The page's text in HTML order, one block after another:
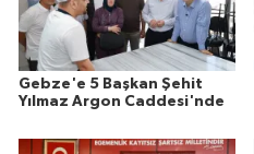
Gebze'e 5 Başkan Şehit
Yılmaz Argon Caddesi'nde